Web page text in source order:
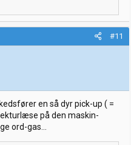
#11
en så dyr pick-up ( =
på den maskin-
ord-gas...